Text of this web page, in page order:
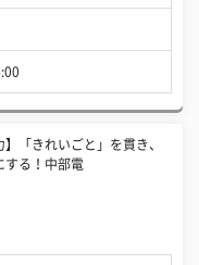
】「きれいごと」を貫き、
する！中部電